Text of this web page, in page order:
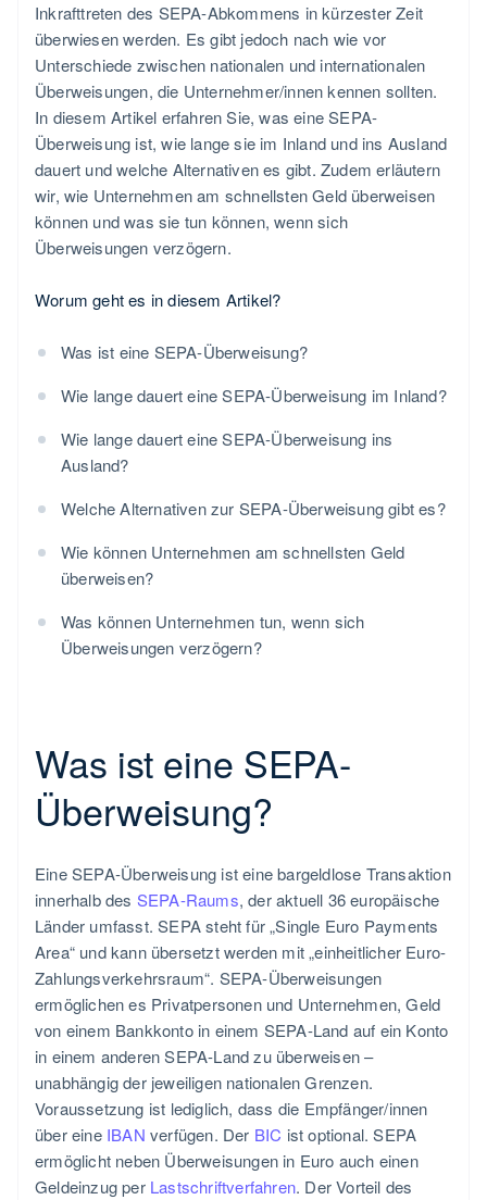
Inkrafttreten des SEPA-Abkommens in kürzester Zeit
überwiesen werden. Es gibt jedoch nach wie vor
Unterschiede zwischen nationalen und internationalen
Überweisungen, die Unternehmer/innen kennen sollten.
In diesem Artikel erfahren Sie, was eine SEPA-
Überweisung ist, wie lange sie im Inland und ins Ausland
dauert und welche Alternativen es gibt. Zudem erläutern
wir, wie Unternehmen am schnellsten Geld überweisen
können und was sie tun können, wenn sich
Überweisungen verzögern.
Worum geht es in diesem Artikel?
Was ist eine SEPA-Überweisung?
Wie lange dauert eine SEPA-Überweisung im Inland?
Wie lange dauert eine SEPA-Überweisung ins
Ausland?
Welche Alternativen zur SEPA-Überweisung gibt es?
Wie können Unternehmen am schnellsten Geld
überweisen?
Was können Unternehmen tun, wenn sich
Überweisungen verzögern?
Was ist eine SEPA-
Überweisung?
Eine SEPA-Überweisung ist eine bargeldlose Transaktion
innerhalb des SEPA-Raums, der aktuell 36 europäische
Länder umfasst. SEPA steht für „Single Euro Payments
Area“ und kann übersetzt werden mit „einheitlicher Euro-
Zahlungsverkehrsraum“. SEPA-Überweisungen
ermöglichen es Privatpersonen und Unternehmen, Geld
von einem Bankkonto in einem SEPA-Land auf ein Konto
in einem anderen SEPA-Land zu überweisen –
unabhängig der jeweiligen nationalen Grenzen.
Voraussetzung ist lediglich, dass die Empfänger/innen
über eine IBAN verfügen. Der BIC ist optional. SEPA
ermöglicht neben Überweisungen in Euro auch einen
Geldeinzug per Lastschriftverfahren. Der Vorteil des